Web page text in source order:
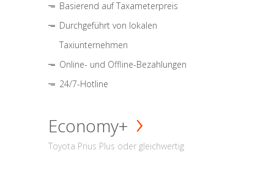
Basierend auf Taxameterpreis
Durchgeführt von lokalen
Taxiunternehmen
Online- und Offline-Bezahlungen
24/7-Hotline
Economy+
Toyota Prius Plus oder gleichwertig